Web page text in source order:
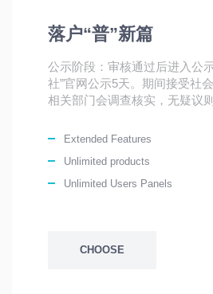
落户“普”新篇
公示阶段：审核通过后进入公
社”官网公示5天。期间接受社
相关部门会调查核实，无疑议
Extended Features
Unlimited products
Unlimited Users Panels
CHOOSE